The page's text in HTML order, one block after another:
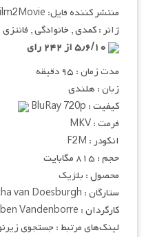
منتشر کننده فایل: Film2Movie
ژانر : کمدی , خانوادگی , فانتزی
مدت زمان : ۹۵ دقیقه
زبان : هلندی
کیفیت : BluRay 720p
فرمت : MKV
انکودر : F2M
حجم : ۸۱۵ مگابایت
محصول : بلژیک
ستارگان : Jan Decleir, Mo Bakker, Bracha van Doesburgh
کارگردان : Ruben Vandenborre
لینک‌های مرتبط : جستجوی